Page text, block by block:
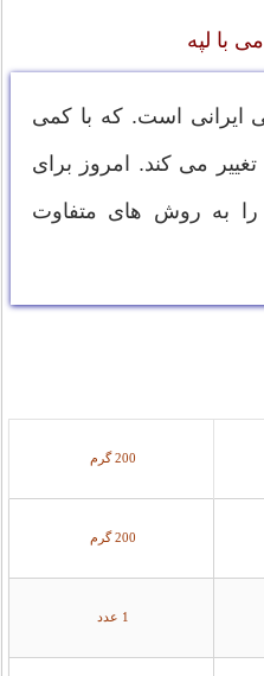
با لپه
ایرانی است. که با کمی
می کند. امروز برای
را به روش های متفاوت
200 گرم
200 گرم
1 عدد